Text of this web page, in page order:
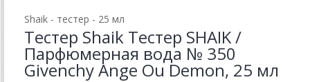
Shaik - тестер - 25 мл
Тестер Shaik Тестер SHAIK /
Парфюмерная вода № 350
Givenchy Ange Ou Demon, 25 мл